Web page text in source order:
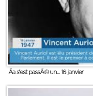
Ãa s'est passÃ© un... 16 janvier